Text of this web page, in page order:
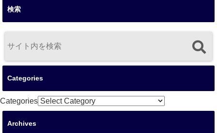
検索
Categories
Categories
Archives